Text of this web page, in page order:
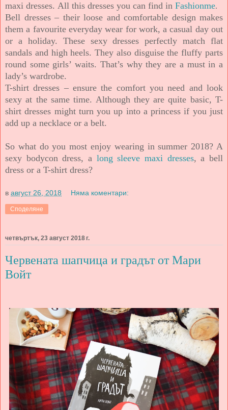
maxi dresses. All this dresses you can find in Fashionme.
Bell dresses – their loose and comfortable design makes
them a favourite everyday wear for work, a casual day out
or a holiday. These sexy dresses perfectly match flat
sandals and high heels. They also disguise the fluffy parts
round some girls’ waits. That’s why they are a must in a
lady’s wardrobe.
T-shirt dresses – ensure the comfort you need and look
sexy at the same time. Although they are quite basic, T-
shirt dresses might turn you up into a princess if you just
add up a necklace or a belt.
So what do you most enjoy wearing in summer 2018? A
sexy bodycon dress, a long sleeve maxi dresses, a bell
dress or a T-shirt dress?
в август 26, 2018 Няма коментари:
Споделяне
четвъртък, 23 август 2018 г.
Червената шапчица и градът от Мари
Войт